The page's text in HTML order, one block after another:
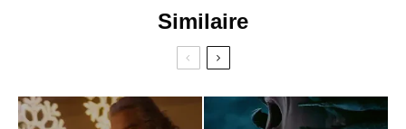
Similaire